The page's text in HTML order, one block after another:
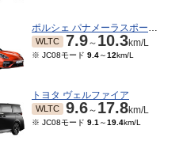
ポルシェ パナメーラスポーツツーリスモ
WLTC 7.9～ 10.3km/L
※ JC08モード 9.4～12km/L
トヨタ ヴェルファイア
WLTC 9.6～ 17.8km/L
※ JC08モード 9.1 ～19.4km/L